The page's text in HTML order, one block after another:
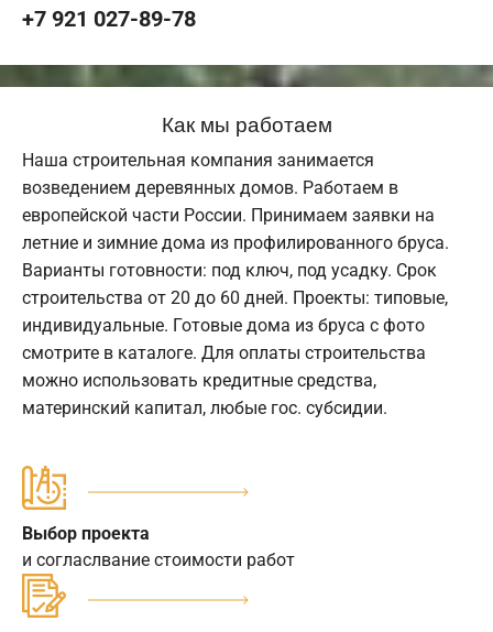
+7 921 027-89-78
Как мы работаем
Наша строительная компания занимается
возведением деревянных домов. Работаем в
европейской части России. Принимаем заявки на
летние и зимние дома из профилированного бруса.
Варианты готовности: под ключ, под усадку. Срок
строительства от 20 до 60 дней. Проекты: типовые,
индивидуальные. Готовые дома из бруса с фото
смотрите в каталоге. Для оплаты строительства
можно использовать кредитные средства,
материнский капитал, любые гос. субсидии.
Выбор проекта
и согласлвание стоимости работ